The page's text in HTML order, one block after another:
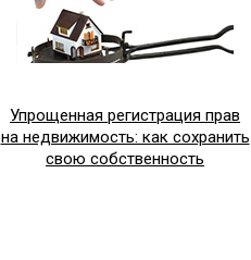
Упрощенная регистрация прав
на недвижимость: как сохранить
свою собственность